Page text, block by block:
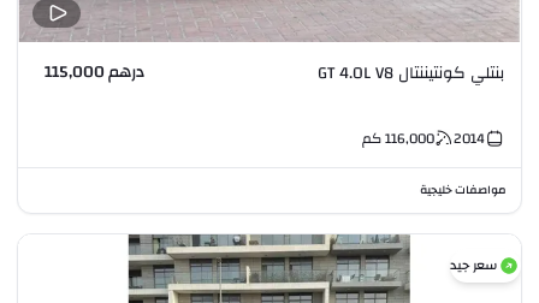
بنتلي كونتيننتال GT 4.0L V8 درهم 115,000
2014
116,000كم
مواصفات خليجية
سعر جيد